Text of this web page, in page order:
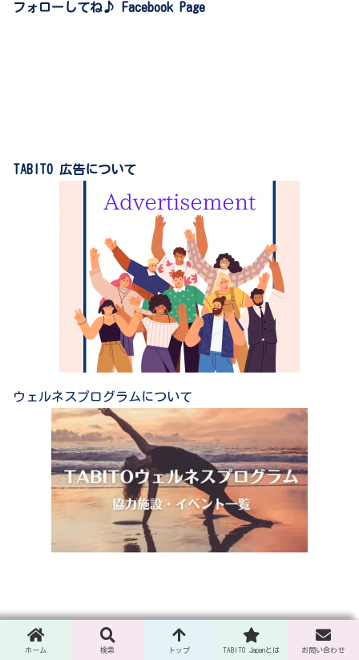
フォローしてね♪ Facebook Page
TABITO 広告について
ウェルネスプログラムについて
ホーム
運営会社 ユーリカブルー株式会
社
ホーム 検索 トップ TABITO Japanとは お問い合わせ